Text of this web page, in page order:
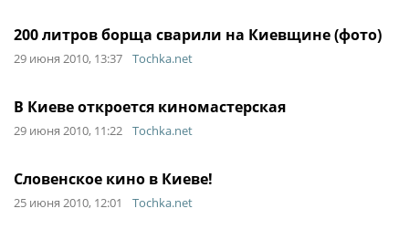
200 литров борща сварили на Киевщине (фото)
29 июня 2010, 13:37 Tochka.net
В Киеве откроется киномастерская
29 июня 2010, 11:22 Tochka.net
Словенское кино в Киеве!
25 июня 2010, 12:01 Tochka.net